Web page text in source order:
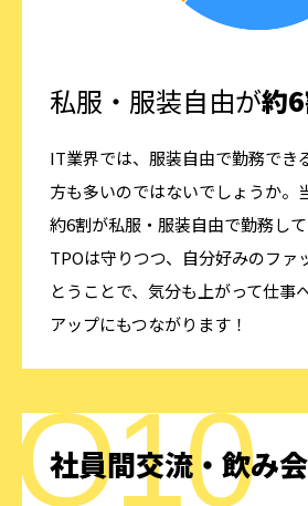
私服・服装自由が約
IT業界では、服装自由で勤務でき
方も多いのではないでしょうか。
約6割が私服・服装自由で勤務し
TPOは守りつつ、自分好みのファ
とうことで、気分も上がって仕事
アップにもつながります！
社員間交流・飲み